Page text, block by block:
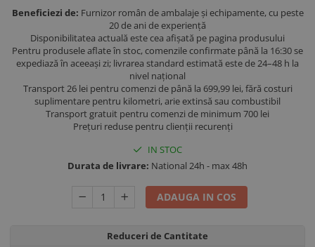
Beneficiezi de: Furnizor român de ambalaje și echipamente, cu peste
20 de ani de experiență
Disponibilitatea actuală este cea afișată pe pagina produsului
Pentru produsele aflate în stoc, comenzile confirmate până la 16:30 se
expediază în aceeași zi; livrarea standard estimată este de 24–48 h la
nivel național
Transport 26 lei pentru comenzi de până la 699,99 lei, fără costuri
suplimentare pentru kilometri, arie extinsă sau combustibil
Transport gratuit pentru comenzi de minimum 700 lei
Prețuri reduse pentru clienții recurenți
IN STOC
Durata de livrare: National 24h - max 48h
ADAUGA IN COS
Reduceri de Cantitate